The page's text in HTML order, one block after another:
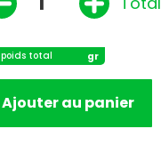
poids total gr
Ajouter au panier